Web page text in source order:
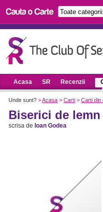
Acasa SR Recenzii
Unde sunt? >Acasa > Carti > Carti din
Biserici de
scrisa de Ioan Godea